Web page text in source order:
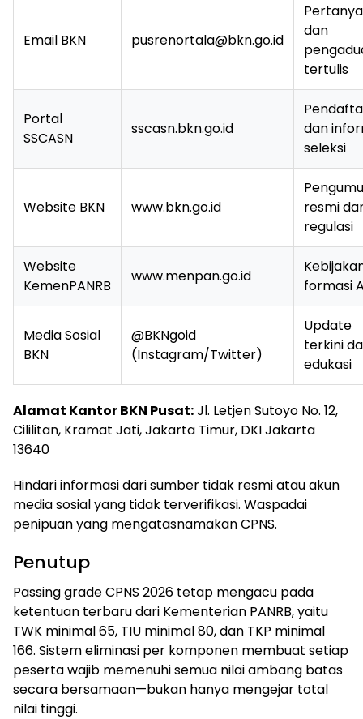
Email BKN pusrenortala@bkn.go.id
dan
tertulis
Portal
SSCASN
sscasn.bkn.go.id
dan
seleksi
Website BKN www.bkn.go.id
resmi
regulasi
Website
KemenPANRB
www.menpan.go.id
formasi
Media Sosial
BKN
@BKNgoid
(Instagram/Twitter)
Update
terkini
edukasi
Alamat Kantor BKN Pusat:Jl. Letjen Sutoyo No. 12,
Cililitan, Kramat Jati, Jakarta Timur, DKI Jakarta
13640
Hindari informasi dari sumber tidak resmi atau akun
media sosial yang tidak terverifikasi. Waspadai
penipuan yang mengatasnamakan CPNS.
Penutup
Passing grade CPNS 2026 tetap mengacu pada
ketentuan terbaru dari Kementerian PANRB, yaitu
TWK minimal 65, TIU minimal 80, dan TKP minimal
166. Sistem eliminasi per komponen membuat setiap
peserta wajib memenuhi semua nilai ambang batas
secara bersamaan—bukan hanya mengejar total
nilai tinggi.